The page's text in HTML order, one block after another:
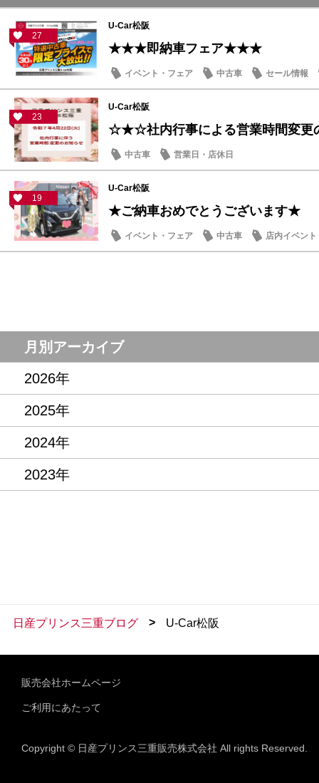
27
U-Car松阪
★★★即納車フェア★★★
イベント・フェア 中古車 セール情報
23
U-Car松阪
☆★☆社内行事による営業時間変
中古車 営業日・店休日
19
U-Car松阪
★ご納車おめでとうございます★
イベント・フェア 中古車 店内イベント
月別アーカイブ
2026年
2025年
2024年
2023年
日産プリンス三重ブログ > U-Car松阪
販売会社ホームページ
ご利用にあたって
Copyright © 日産プリンス三重販売株式会社 All rights Reserved.